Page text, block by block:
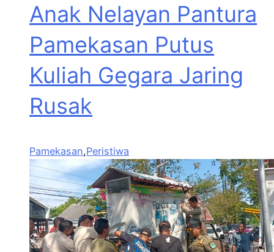
Anak Nelayan Pantura
Pamekasan Putus
Kuliah Gegara Jaring
Rusak
Pamekasan,Peristiwa